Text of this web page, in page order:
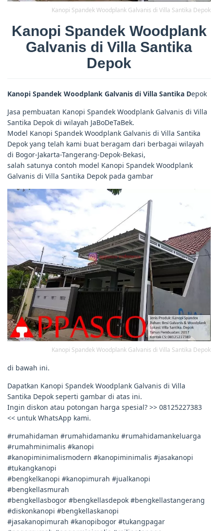
Kanopi Spandek Woodplank Galvanis di Villa Santika Depok
Kanopi Spandek Woodplank
Galvanis di Villa Santika
Depok
Kanopi Spandek Woodplank Galvanis di Villa Santika Depok
Jasa pembuatan Kanopi Spandek Woodplank Galvanis di Villa
Santika Depok di wilayah JaBoDeTaBek.
Model Kanopi Spandek Woodplank Galvanis di Villa Santika
Depok yang telah kami buat beragam dari berbagai wilayah
di Bogor-Jakarta-Tangerang-Depok-Bekasi,
salah satunya contoh model Kanopi Spandek Woodplank
Galvanis di Villa Santika Depok pada gambar
Kanopi Spandek Woodplank Galvanis di Villa Santika Depok
di bawah ini.
Dapatkan Kanopi Spandek Woodplank Galvanis di Villa
Santika Depok seperti gambar di atas ini.
Ingin diskon atau potongan harga spesial? >> 08125227383
<< untuk WhatsApp kami.
#rumahidaman #rumahidamanku #rumahidamankeluarga
#rumahminimalis #kanopi
#kanopiminimalismodern #kanopiminimalis #jasakanopi
#tukangkanopi
#bengkelkanopi #kanopimurah #jualkanopi
#bengkellasmurah
#bengkellasbogor #bengkellasdepok #bengkellastangerang
#diskonkanopi #bengkellaskanopi
#jasakanopimurah #kanopibogor #tukangpagar